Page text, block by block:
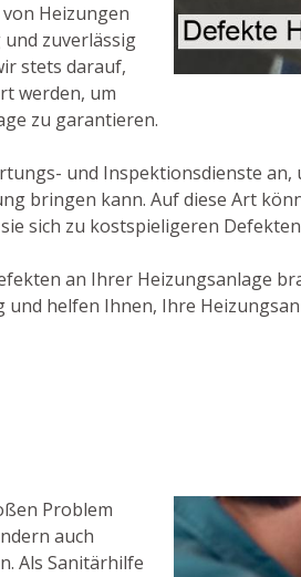
Heizungen
zuverlässig
stets darauf,
werden, um
zu garantieren.
und Inspektionsdienste
bringen kann. Auf diese Art
sich zu kostspieligeren
an Ihrer Heizungsanlage
helfen Ihnen, Ihre
Problem
auch
Als Sanitärhilfe